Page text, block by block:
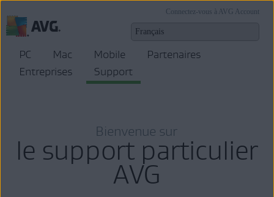
Connectez-vous à AVG Account
PC Mac Mobile
Partenaires
Entreprises
Support
Bienvenue sur
le support particulier
AVG